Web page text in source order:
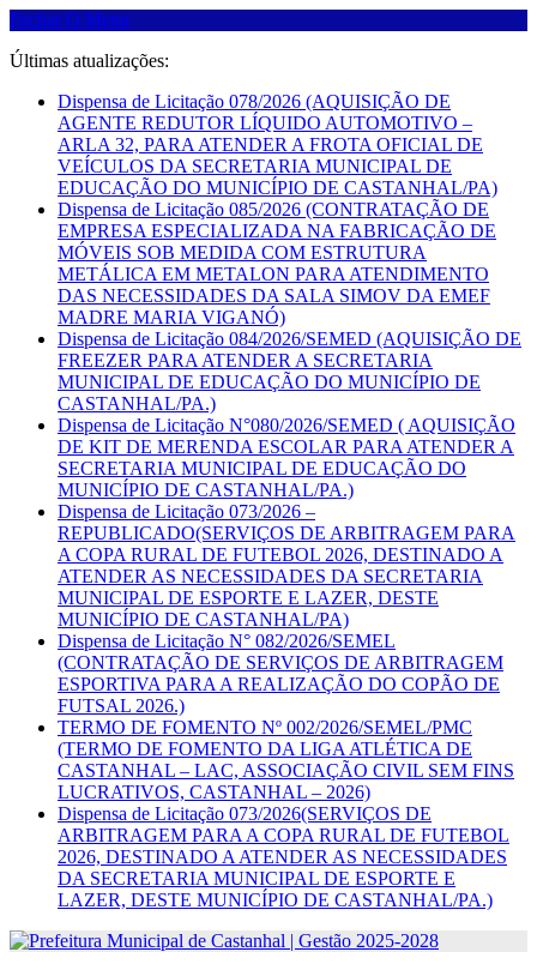
Fechar O Menu
Últimas atualizações:
Dispensa de Licitação 078/2026 (AQUISIÇÃO DE
AGENTE REDUTOR LÍQUIDO AUTOMOTIVO –
ARLA 32, PARA ATENDER A FROTA OFICIAL DE
VEÍCULOS DA SECRETARIA MUNICIPAL DE
EDUCAÇÃO DO MUNICÍPIO DE CASTANHAL/PA)
Dispensa de Licitação 085/2026 (CONTRATAÇÃO DE
EMPRESA ESPECIALIZADA NA FABRICAÇÃO DE
MÓVEIS SOB MEDIDA COM ESTRUTURA
METÁLICA EM METALON PARA ATENDIMENTO
DAS NECESSIDADES DA SALA SIMOV DA EMEF
MADRE MARIA VIGANÓ)
Dispensa de Licitação 084/2026/SEMED (AQUISIÇÃO DE
FREEZER PARA ATENDER A SECRETARIA
MUNICIPAL DE EDUCAÇÃO DO MUNICÍPIO DE
CASTANHAL/PA.)
Dispensa de Licitação N°080/2026/SEMED ( AQUISIÇÃO
DE KIT DE MERENDA ESCOLAR PARA ATENDER A
SECRETARIA MUNICIPAL DE EDUCAÇÃO DO
MUNICÍPIO DE CASTANHAL/PA.)
Dispensa de Licitação 073/2026 –
REPUBLICADO(SERVIÇOS DE ARBITRAGEM PARA
A COPA RURAL DE FUTEBOL 2026, DESTINADO A
ATENDER AS NECESSIDADES DA SECRETARIA
MUNICIPAL DE ESPORTE E LAZER, DESTE
MUNICÍPIO DE CASTANHAL/PA)
Dispensa de Licitação N° 082/2026/SEMEL
(CONTRATAÇÃO DE SERVIÇOS DE ARBITRAGEM
ESPORTIVA PARA A REALIZAÇÃO DO COPÃO DE
FUTSAL 2026.)
TERMO DE FOMENTO Nº 002/2026/SEMEL/PMC
(TERMO DE FOMENTO DA LIGA ATLÉTICA DE
CASTANHAL – LAC, ASSOCIAÇÃO CIVIL SEM FINS
LUCRATIVOS, CASTANHAL – 2026)
Dispensa de Licitação 073/2026(SERVIÇOS DE
ARBITRAGEM PARA A COPA RURAL DE FUTEBOL
2026, DESTINADO A ATENDER AS NECESSIDADES
DA SECRETARIA MUNICIPAL DE ESPORTE E
LAZER, DESTE MUNICÍPIO DE CASTANHAL/PA.)